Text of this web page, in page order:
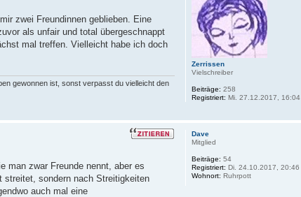
zwei Freundinnen geblieben. Eine
als unfair und total übergeschnappt
mal treffen. Vielleicht habe ich doch
gewonnen ist, sonst verpasst du vielleicht den
Zerrissen
Vielschreiber
Beiträge: 258
Registriert: Mi. 27.12.2017, 16:04
man zwar Freunde nennt, aber es
sondern nach Streitigkeiten
auch mal eine
Dave
Mitglied
Beiträge: 54
Registriert: Di. 24.10.2017, 20:46
Wohnort: Ruhrpott